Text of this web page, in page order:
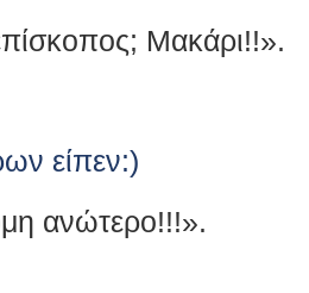
Μακάρι!!».
είπεν:)
ανώτερο!!!».